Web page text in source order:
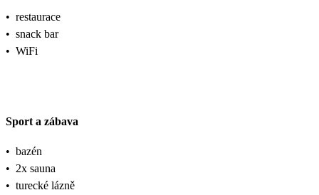
• restaurace
• snack bar
• WiFi
Sport a zábava
• bazén
• 2x sauna
• turecké lázně